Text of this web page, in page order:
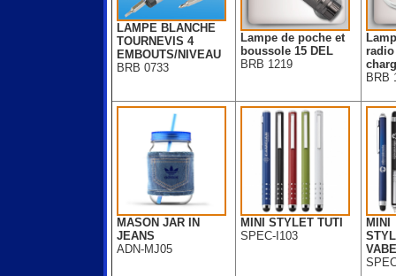
LAMPE BLANCHE
TOURNEVIS 4
EMBOUTS/NIVEAU
BRB 0733
Lampe de poche et
boussole 15 DEL
BRB 1219
BRB
MASON JAR IN
JEANS
ADN-MJ05
MINI STYLET TUTI
SPEC-I103
MINI